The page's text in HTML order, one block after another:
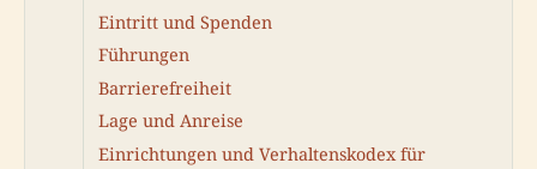
Eintritt und Spenden
Führungen
Barrierefreiheit
Lage und Anreise
Einrichtungen und Verhaltenskodex für